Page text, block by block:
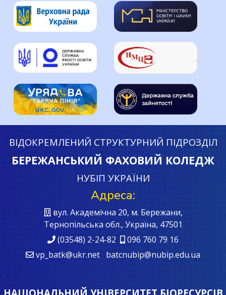
ВІДОКРЕМЛЕНИЙ СТРУКТУРНИЙ ПІДРОЗДІЛ
БЕРЕЖАНСЬКИЙ ФАХОВИЙ КОЛЕДЖ
НУБІП УКРАЇНИ
Адреса:
вул. Академічна 20, м. Бережани,
Тернопільська обл., Україна, 47501
(03548) 2-24-82
096 760 79 16
vp_batk@ukr.net batcnubip@nubip.edu.ua